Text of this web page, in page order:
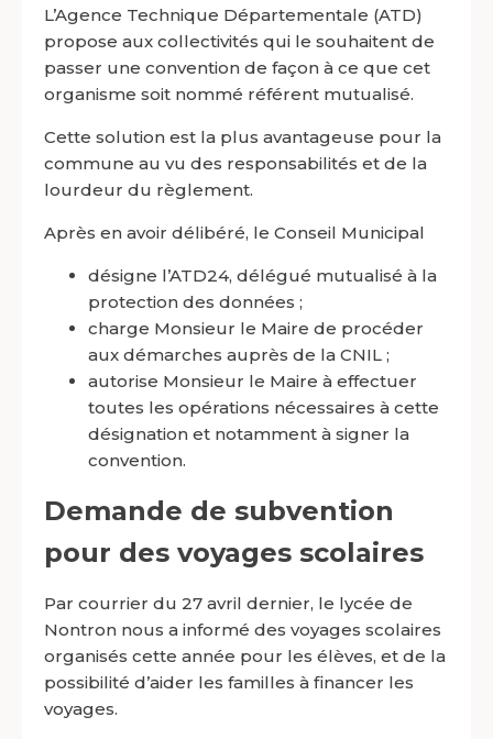
L’Agence Technique Départementale (ATD)
propose aux collectivités qui le souhaitent de
passer une convention de façon à ce que cet
organisme soit nommé référent mutualisé.
Cette solution est la plus avantageuse pour la
commune au vu des responsabilités et de la
lourdeur du règlement.
Après en avoir délibéré, le Conseil Municipal
désigne l’ATD24, délégué mutualisé à la
protection des données ;
charge Monsieur le Maire de procéder
aux démarches auprès de la CNIL ;
autorise Monsieur le Maire à effectuer
toutes les opérations nécessaires à cette
désignation et notamment à signer la
convention.
Demande de subvention
pour des voyages scolaires
Par courrier du 27 avril dernier, le lycée de
Nontron nous a informé des voyages scolaires
organisés cette année pour les élèves, et de la
possibilité d’aider les familles à financer les
voyages.